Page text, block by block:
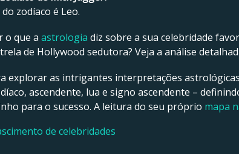
zodíaco é Leo.
o que a astrologia diz sobre a sua celebridade
de Hollywood sedutora? Veja a análise
explorar as intrigantes interpretações
ascendente, lua e signo ascendente –
para o sucesso. A leitura do seu próprio mapa
de celebridades